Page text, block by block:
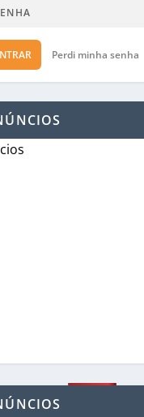
Perdi minha senha